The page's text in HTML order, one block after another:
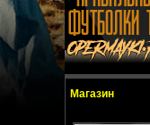
Магазин